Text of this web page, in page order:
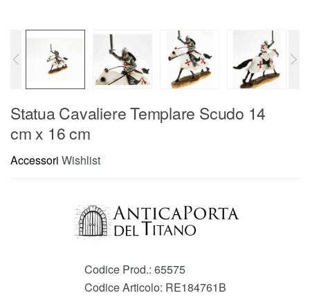
Statua Cavaliere Templare Scudo 14
cm x 16 cm
Accessori Wishlist
Codice Prod.: 65575
Codice Articolo: RE184761B